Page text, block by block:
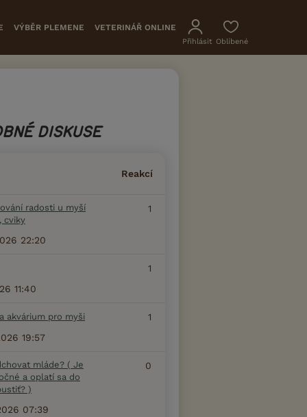
VÝBĚR PLEMENE VETERINÁŘ ONLINE
Přihlásit Oblíbené
DISKUSE
Reakcí
radosti u myší
cviky
1
22:20
1
11:40
akvárium pro myši
1
19:57
mláde? ( Je
a oplatí sa do
)
0
07:39